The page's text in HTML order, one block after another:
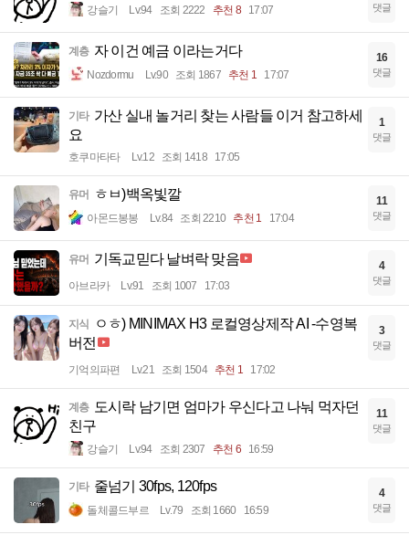
강슬기 Lv.94 조회 2222 추천 8 17:07 댓글
계층 자 이건 예금 이라는거다
Nozdormu Lv.90 조회 1867 추천 1 17:07
16
댓글
기타 가산 실내 놀거리 찾는 사람들 이거 참고하세
요
호쿠마타타 Lv.12 조회 1418 17:05
1
댓글
유머 ㅎㅂ)백옥빛깔
아몬드봉봉 Lv.84 조회 2210 추천 1 17:04
11
댓글
유머 기독교믿다 날벼락 맞음
아브라카 Lv.91 조회 1007 17:03
4
댓글
지식
ㅇㅎ) MINIMAX H3 로컬영상제작 AI -수영복
버전
기억의파편 Lv.21 조회 1504 추천 1 17:02
3
댓글
계층 도시락 남기면 엄마가 우신다고 나눠 먹자던
친구
강슬기 Lv.94 조회 2307 추천 6 16:59
11
댓글
기타 줄넘기 30fps, 120fps
돌체콜드부르 Lv.79 조회 1660 16:59
4
댓글